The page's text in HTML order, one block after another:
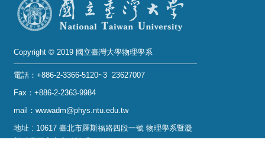
Copyright © 2019 國立臺灣大學物理學系
電話：+886-2-3366-5120~3 23627007
Fax：+886-2-2363-9984
mail：wwwadm@phys.ntu.edu.tw
地址 : 10617 臺北市羅斯福路四段一號 物理學系暨凝
態科學研究中心 401 室